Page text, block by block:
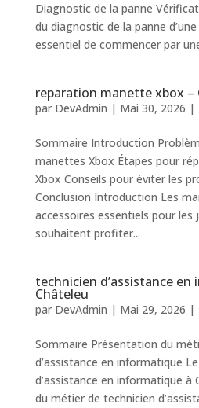
Diagnostic de la panne
du diagnostic de la panne
essentiel de commencer par
reparation manette xbox –
par DevAdmin | Mai 30, 2026 |
Sommaire Introduction
manettes Xbox Étapes pour
Xbox Conseils pour éviter les
Conclusion Introduction Les
accessoires essentiels pour les
souhaitent profiter...
technicien d’assistance
Châteleu
par DevAdmin | Mai 29, 2026 |
Sommaire Présentation du
d’assistance en informatique
d’assistance en informatique à
du métier de technicien